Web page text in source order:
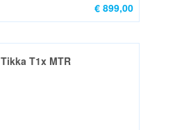
€ 899,00
Tikka T1x MTR